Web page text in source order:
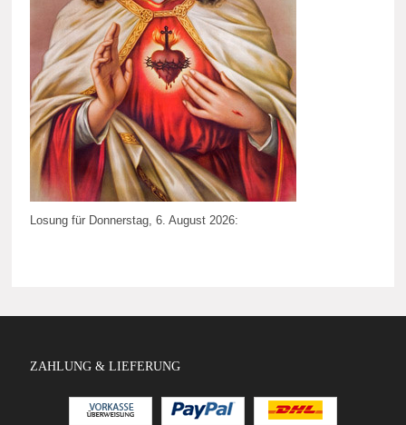
Losung für Donnerstag, 6. August 2026:
ZAHLUNG & LIEFERUNG